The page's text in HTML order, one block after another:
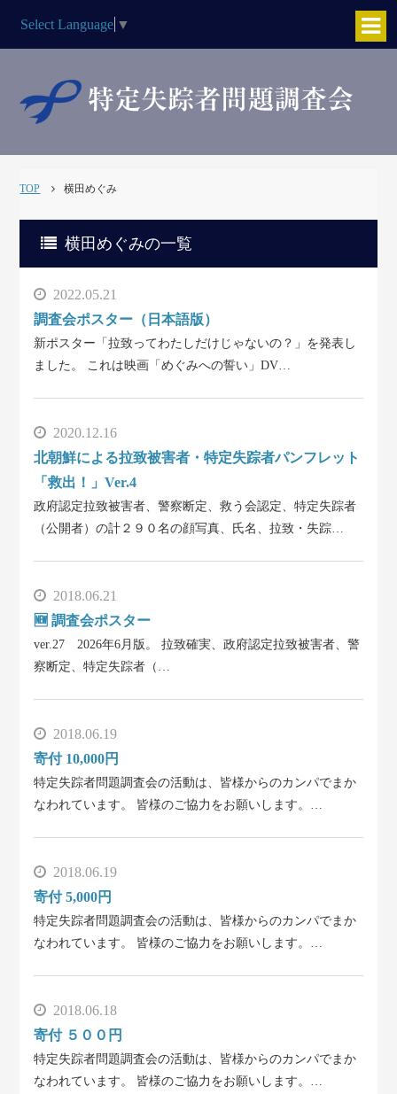
Select Language ▼
TOP 横田めぐみ
横田めぐみの一覧
2022.05.21
調査会ポスター（日本語版）
新ポスター「拉致ってわたしだけじゃないの？」を発表し
ました。 これは映画「めぐみへの誓い」DV…
2020.12.16
北朝鮮による拉致被害者・特定失踪者パンフレット
「救出！」Ver.4
政府認定拉致被害者、警察断定、救う会認定、特定失踪者
（公開者）の計２９０名の顔写真、氏名、拉致・失踪…
2018.06.21
🆕 調査会ポスター
ver.27 2026年6月版。 拉致確実、政府認定拉致被害者、警
察断定、特定失踪者（…
2018.06.19
寄付 10,000円
特定失踪者問題調査会の活動は、皆様からのカンパでまか
なわれています。 皆様のご協力をお願いします。…
2018.06.19
寄付 5,000円
特定失踪者問題調査会の活動は、皆様からのカンパでまか
なわれています。 皆様のご協力をお願いします。…
2018.06.18
寄付 ５００円
特定失踪者問題調査会の活動は、皆様からのカンパでまか
なわれています。 皆様のご協力をお願いします。…